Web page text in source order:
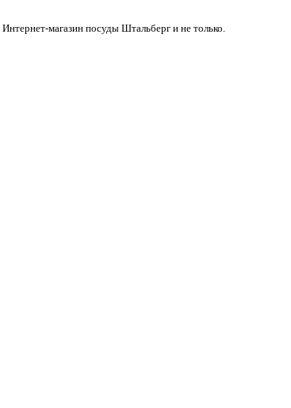
Интернет-магазин посуды Штальберг и не только.